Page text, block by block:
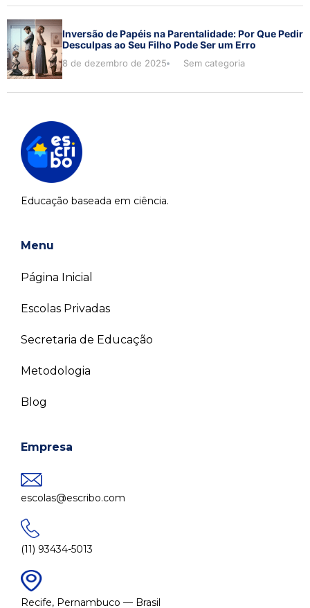
Inversão de Papéis na Parentalidade: Por Que Pedir
Desculpas ao Seu Filho Pode Ser um Erro
8 de dezembro de 2025 Sem categoria
Educação baseada em ciência.
Menu
Página Inicial
Escolas Privadas
Secretaria de Educação
Metodologia
Blog
Empresa
escolas@escribo.com
(11) 93434-5013
Recife, Pernambuco — Brasil